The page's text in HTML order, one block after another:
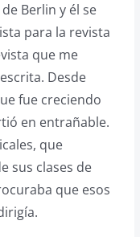
Berlin y él se
para la revista
que me
Desde
fue creciendo
en entrañable.
que
sus clases de
que esos